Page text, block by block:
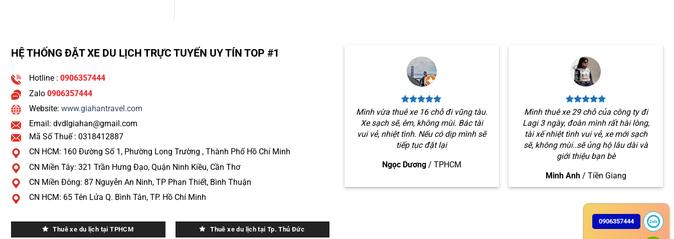
HỆ THỐNG ĐẶT XE DU LỊCH TRỰC TUYẾN UY TÍN TOP #1
Hotline : 0906357444
Zalo 0906357444
Website: www.giahantravel.com
Email: dvdlgiahan@gmail.com
Mã Số Thuế : 0318412887
CN HCM: 160 Đường Số 1, Phường Long Trường , Thành Phố Hồ Chí Minh
CN Miền Tây: 321 Trần Hưng Đạo, Quận Ninh Kiều, Cần Thơ
CN Miền Đông: 87 Nguyễn An Ninh, TP Phan Thiết, Bình Thuận
CN HCM: 65 Tên Lửa Q. Bình Tân, TP. Hồ Chí Minh
Thuê xe du lịch tại TPHCM Thuê xe du lịch tại Tp. Thủ Đức
Mình vừa thuê xe 16 chỗ đi vũng tàu.
Xe sạch sẽ, êm, không mùi. Bác tài
vui vẻ, nhiệt tình. Nếu có dịp mình sẽ
tiếp tục đặt lại
Ngọc Dương / TPHCM
Mình thuê xe 29 chỗ của công ty đi
Lagi 3 ngày, đoàn mình rất hài lòng,
tài xế nhiệt tình vui vẻ, xe mới sạch
sẽ, không mùi..sẽ ủng hộ lâu dài và
giới thiệu bạn bè
Minh Anh / Tiền Giang
0906357444